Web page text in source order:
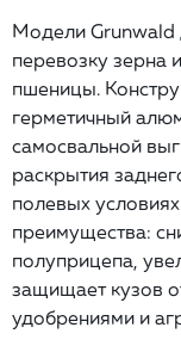
Модели Grunwald
перевозку зерна
пшеницы.
герметичный
самосвальной
раскрытия
полевых
преимущества:
полуприцепа,
защищает кузов
удобрениями и